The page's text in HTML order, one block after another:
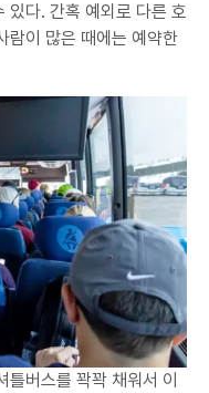
있다. 간혹 예외로 다른 호
람이 많은 때에는 예약한
버스를 꽉꽉 채워서 이